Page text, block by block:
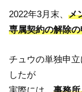
2022年3月末、メ
専属契約の解除
チュウの単独申
したが
実際には、事務